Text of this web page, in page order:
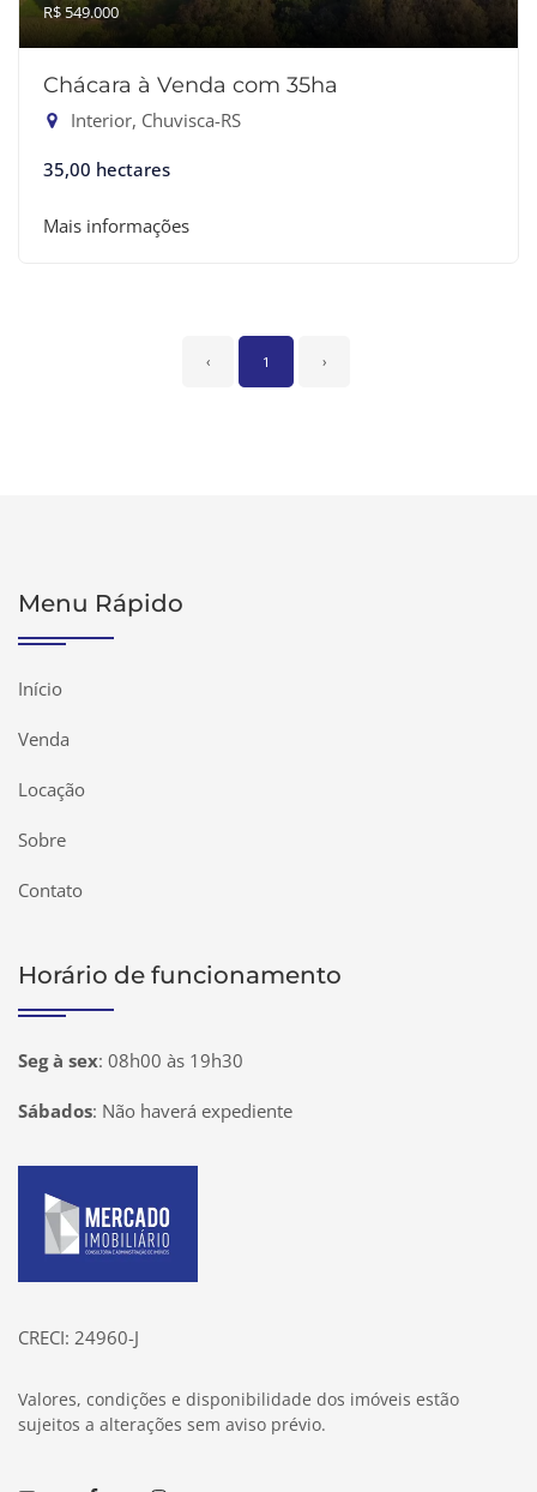
R$ 549.000
Chácara à Venda com 35ha
Interior, Chuvisca-RS
35,00 hectares
Mais informações
‹ 1 ›
Menu Rápido
Início
Venda
Locação
Sobre
Contato
Horário de funcionamento
Seg à sex: 08h00 às 19h30
Sábados: Não haverá expediente
CRECI: 24960-J
Valores, condições e disponibilidade dos imóveis estão
sujeitos a alterações sem aviso prévio.